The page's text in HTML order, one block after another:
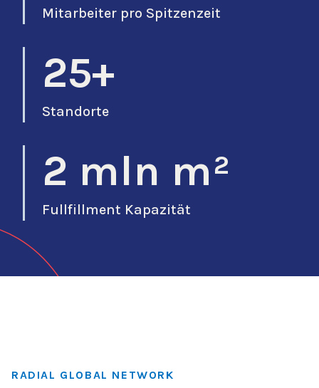
Mitarbeiter pro Spitzenzeit
25+
Standorte
2 mln m²
Fullfillment Kapazität
RADIAL GLOBAL NETWORK